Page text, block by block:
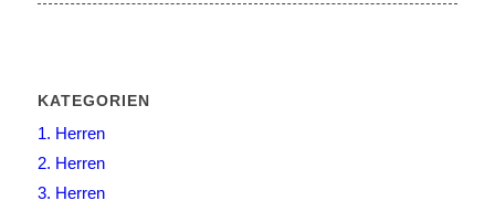
KATEGORIEN
1. Herren
2. Herren
3. Herren